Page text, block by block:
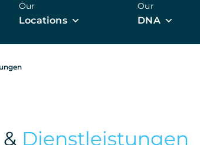
Our
Locations
Our
DNA
Dienstleistungen